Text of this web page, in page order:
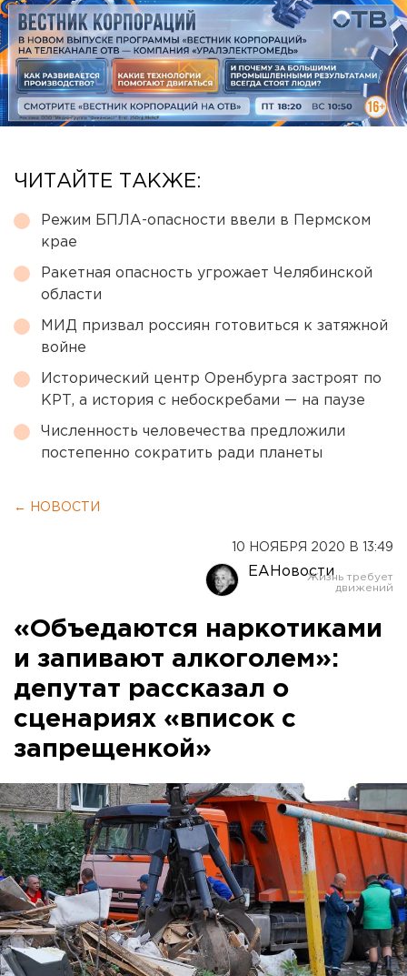
ЧИТАЙТЕ ТАКЖЕ:
Режим БПЛА-опасности ввели в Пермском
крае
Ракетная опасность угрожает Челябинской
области
МИД призвал россиян готовиться к затяжной
войне
Исторический центр Оренбурга застроят по
КРТ, а история с небоскребами — на паузе
Численность человечества предложили
постепенно сократить ради планеты
← НОВОСТИ
10 НОЯБРЯ 2020 В 13:49
ЕАНовости
«Объедаются наркотиками
и запивают алкоголем»:
депутат рассказал о
сценариях «вписок с
запрещенкой»